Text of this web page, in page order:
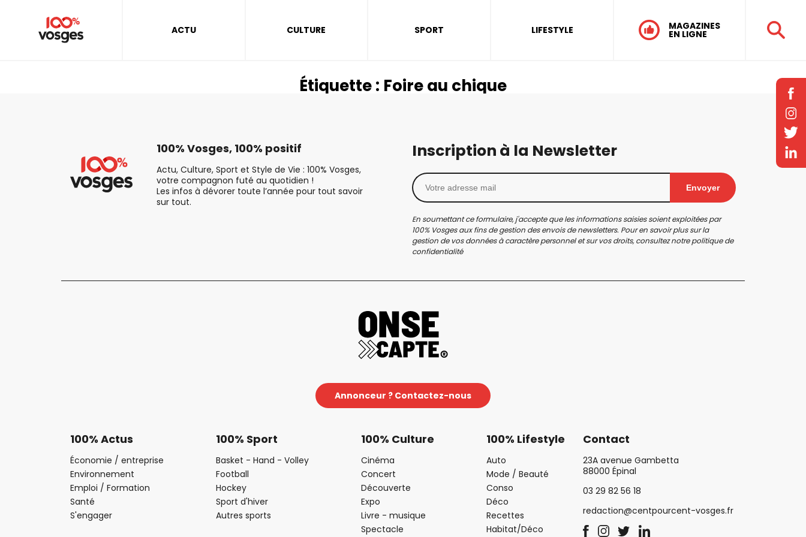
ACTU CULTURE SPORT LIFESTYLE MAGAZINES
EN LIGNE
Étiquette : Foire au chique
100% Vosges, 100% positif
Actu, Culture, Sport et Style de Vie : 100% Vosges,
votre compagnon futé au quotidien !
Les infos à dévorer toute l’année pour tout savoir
sur tout.
Inscription à la Newsletter
Envoyer
En soumettant ce formulaire, j'accepte que les informations saisies soient exploitées par
100% Vosges aux fins de gestion des envois de newsletters. Pour en savoir plus sur la
gestion de vos données à caractère personnel et sur vos droits, consultez notrepolitique de
confidentialité
Annonceur ? Contactez-nous
100% Actus
Économie / entreprise
Environnement
Emploi / Formation
Santé
S'engager
100% Sport
Basket - Hand - Volley
Football
Hockey
Sport d'hiver
Autres sports
100% Culture
Cinéma
Concert
Découverte
Expo
Livre - musique
Spectacle
100% Lifestyle
Auto
Mode / Beauté
Conso
Déco
Recettes
Habitat/Déco
Contact
23A avenue Gambetta
88000 Épinal
03 29 82 56 18
redaction@centpourcent-vosges.fr